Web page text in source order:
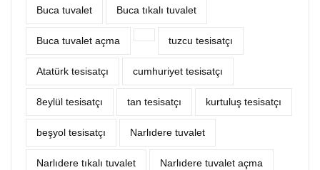
Buca tuvalet Buca tıkalı tuvalet
Buca tuvalet açma tuzcu tesisatçı
Atatürk tesisatçı cumhuriyet tesisatçı
8eylül tesisatçı tan tesisatçı kurtuluş tesisatçı
beşyol tesisatçı Narlıdere tuvalet
Narlıdere tıkalı tuvalet Narlıdere tuvalet açma